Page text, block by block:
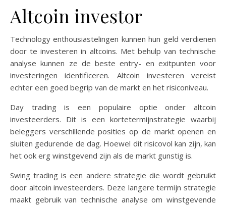
Altcoin investor
Technology enthousiastelingen kunnen hun geld verdienen
door te investeren in altcoins. Met behulp van technische
analyse kunnen ze de beste entry- en exitpunten voor
investeringen identificeren. Altcoin investeren vereist
echter een goed begrip van de markt en het risiconiveau.
Day trading is een populaire optie onder altcoin
investeerders. Dit is een kortetermijnstrategie waarbij
beleggers verschillende posities op de markt openen en
sluiten gedurende de dag. Hoewel dit risicovol kan zijn, kan
het ook erg winstgevend zijn als de markt gunstig is.
Swing trading is een andere strategie die wordt gebruikt
door altcoin investeerders. Deze langere termijn strategie
maakt gebruik van technische analyse om winstgevende